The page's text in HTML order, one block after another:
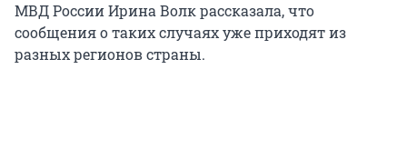
МВД России Ирина Волк рассказала, что
сообщения о таких случаях уже приходят из
разных регионов страны.